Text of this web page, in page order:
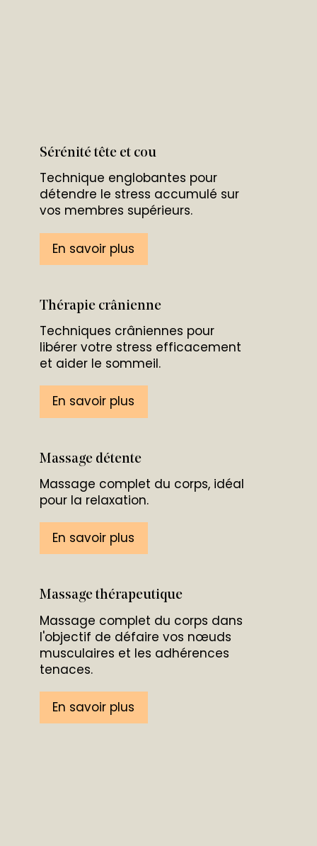
Sérénité tête et cou
Technique englobantes pour
détendre le stress accumulé sur
vos membres supérieurs.
En savoir plus
Thérapie crânienne
Techniques crâniennes pour
libérer votre stress efficacement
et aider le sommeil.
En savoir plus
Massage détente
Massage complet du corps, idéal
pour la relaxation.
En savoir plus
Massage thérapeutique
Massage complet du corps dans
l'objectif de défaire vos nœuds
musculaires et les adhérences
tenaces.
En savoir plus